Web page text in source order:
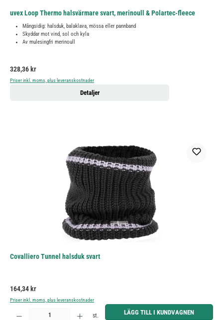
uvex Loop Thermo halsvärmare svart, merinoull & Polartec-fleece
Mångsidig: halsduk, balaklava, mössa eller pannband
Skyddar mot vind, sol och kyla
Av mulesingfri merinoull
Ordinarie pris:
328,36 kr
Priser inkl. moms, plus leveranskostnader
Detaljer
Covalliero Tunnel halsduk svart
Ordinarie pris:
164,34 kr
Priser inkl. moms, plus leveranskostnader
Produktkvantitet: Ange önskat belopp eller använd knapparna för att öka eller minska kvantiteten.
st. LÄGG TILL I KUNDVAGNEN